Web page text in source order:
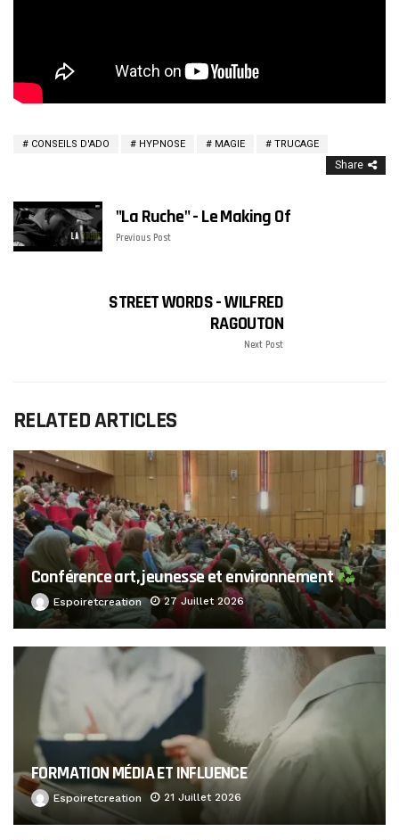
CONSEILS D'ADO HYPNOSE MAGIE TRUCAGE
Share
"La Ruche" - Le Making Of
Previous Post
STREET WORDS - WILFRED
RAGOUTON
Next Post
RELATED ARTICLES
Conférence art, jeunesse et environnement
Espoiretcreation 27 Juillet 2026
FORMATION MÉDIA ET INFLUENCE
Espoiretcreation 21 Juillet 2026